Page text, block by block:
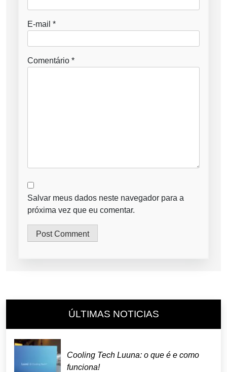
E-mail *
Comentário *
Salvar meus dados neste navegador para a
próxima vez que eu comentar.
ÚLTIMAS NOTICIAS
Cooling Tech Luuna: o que é e como
funciona!